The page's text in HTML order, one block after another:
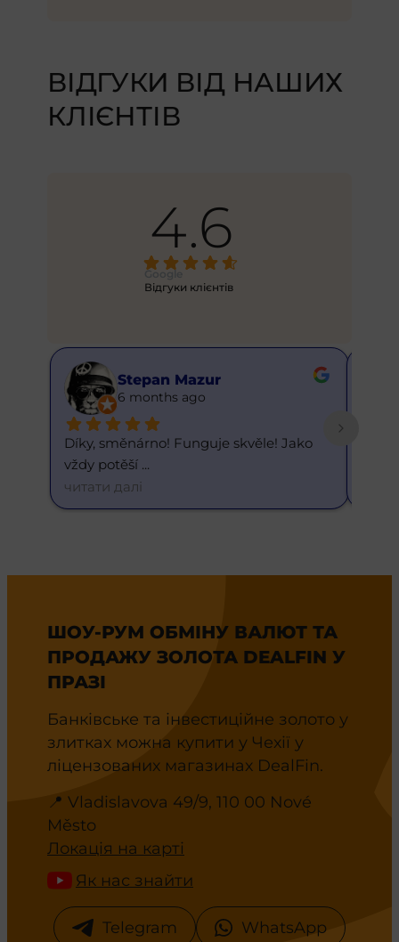
ВІДГУКИ ВІД НАШИХ
КЛІЄНТІВ
4.6
Google
Відгуки клієнтів
Stepan Mazur
6 months ago
Díky, směnárno! Funguje skvěle! Jako
vždy potěší ...
читати далі
ШОУ-РУМ ОБМІНУ ВАЛЮТ ТА
ПРОДАЖУ ЗОЛОТА DEALFIN У
ПРАЗІ
Банківське та інвестиційне золото у
злитках можна купити у Чехії у
ліцензованих магазинах DealFin.
📍 Vladislavova 49/9, 110 00 Nové
Město
Локація на карті
Як нас знайти
Telegram WhatsApp